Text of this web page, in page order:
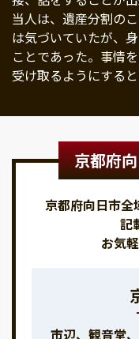
当人は、遺産分割の
は気づいていたが、
ことであった。事情
受け取るようにする
京都府
京都府向日市全
記
お気
市辺、観音堂